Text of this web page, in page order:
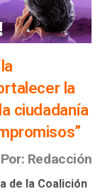
la
ciudadanía
Por: Redacción
de la Coalición